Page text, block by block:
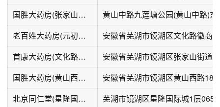
国胜大药房(张家山店店)
老百姓大药房(元初白金湾小区分店)
安徽省芜湖市镜湖区文化路徽商
首康大药房(文化路白金湾店)
国胜大药房(黄山西路店)
安徽省芜湖市镜湖区黄山西路18
北京同仁堂(星隆国际城店)
芜湖市镜湖区星隆国际城1层065-